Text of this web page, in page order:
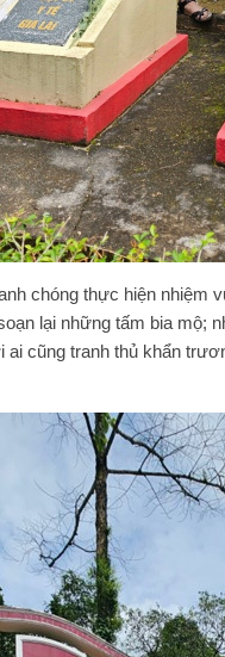
chóng thực hiện
lại những tấm bia mộ;
cũng tranh thủ khẩn